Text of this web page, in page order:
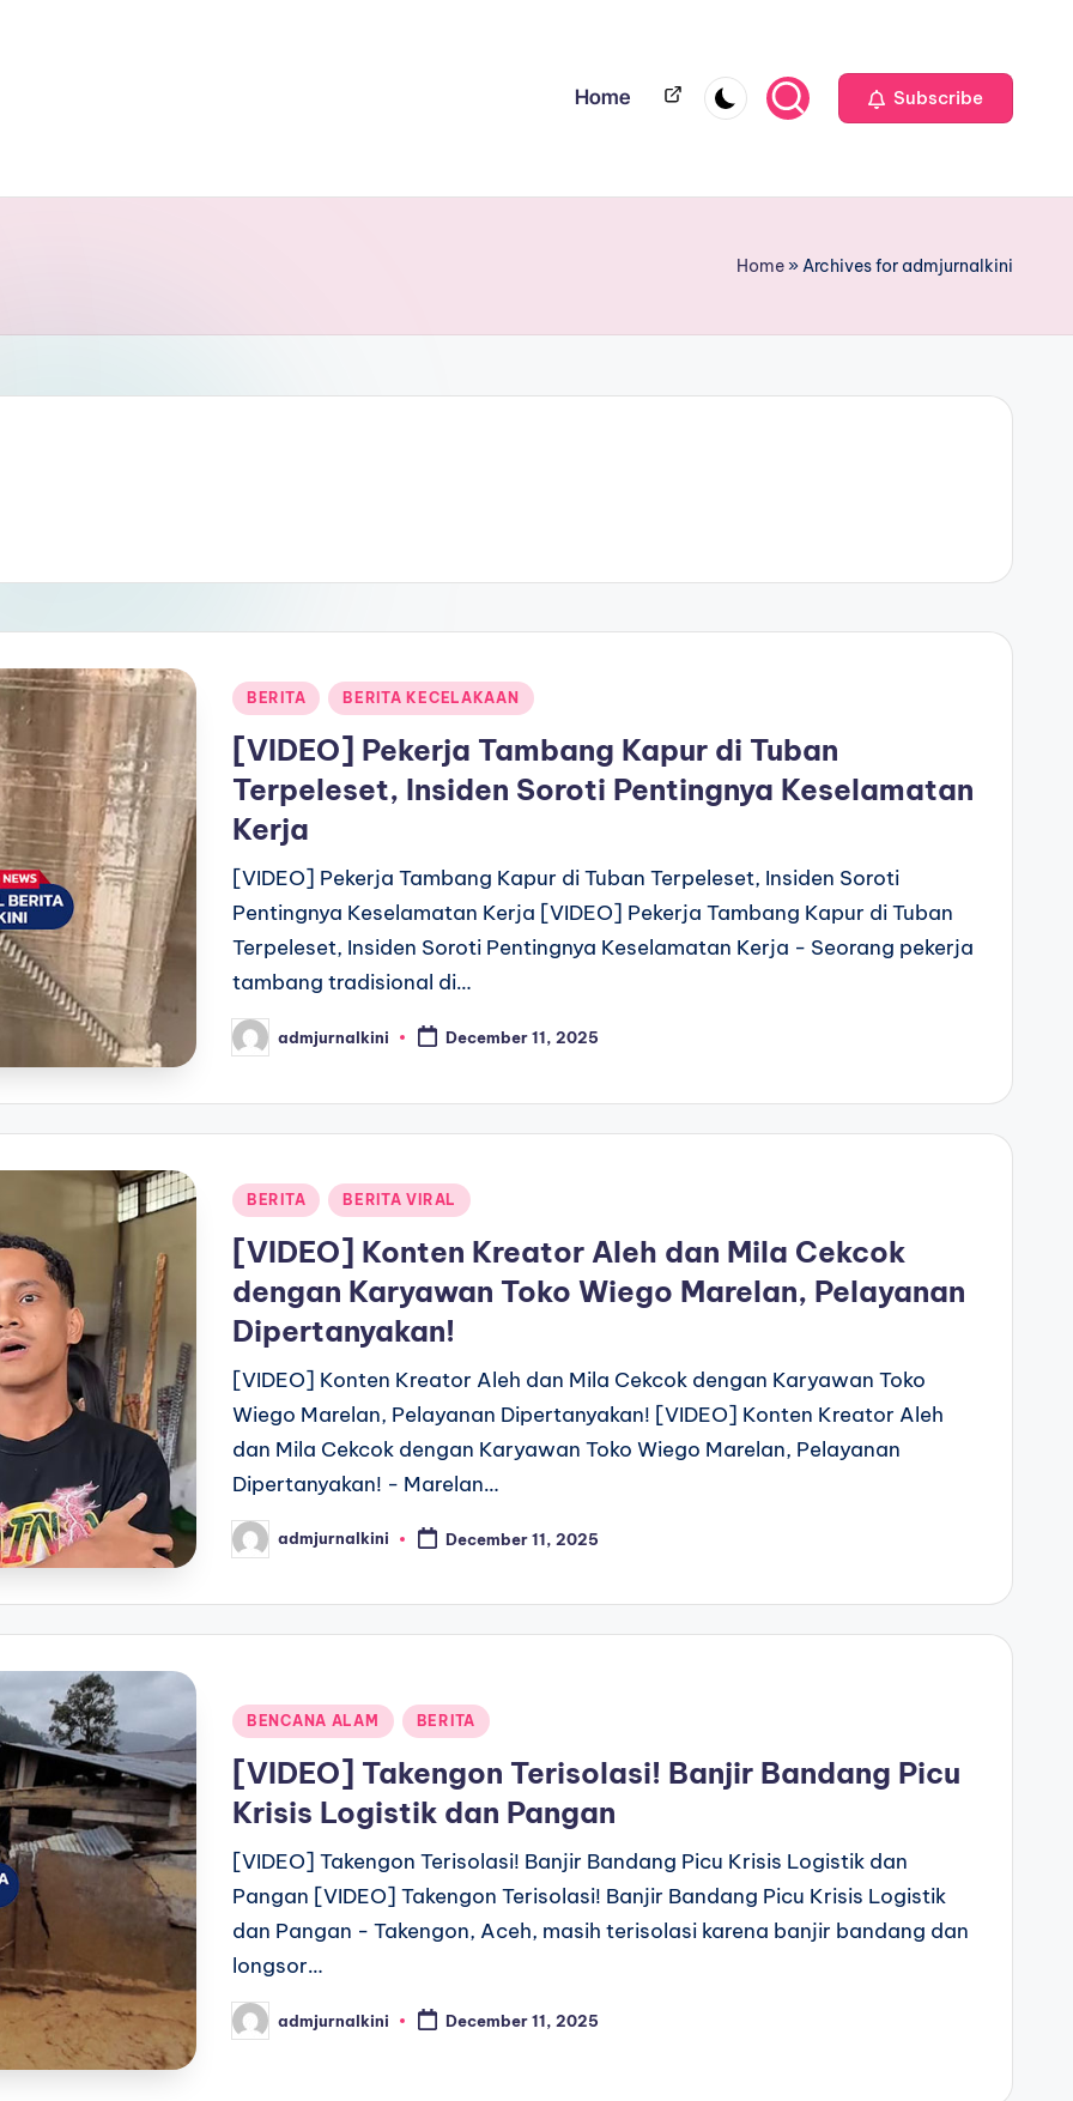
Home Home Subscribe
Home »Archives for admjurnalkini
Posted
BERITA BERITA KECELAKAAN
[VIDEO] Pekerja Tambang Kapur di Tuban
Terpeleset, Insiden Soroti Pentingnya Keselamatan
Kerja
[VIDEO] Pekerja Tambang Kapur di Tuban Terpeleset, Insiden Soroti
Pentingnya Keselamatan Kerja [VIDEO] Pekerja Tambang Kapur di Tuban
Terpeleset, Insiden Soroti Pentingnya Keselamatan Kerja - Seorang pekerja
tambang tradisional di…
Posted
by
admjurnalkini December 11, 2025
Posted
BERITA BERITA VIRAL
[VIDEO] Konten Kreator Aleh dan Mila Cekcok
dengan Karyawan Toko Wiego Marelan, Pelayanan
Dipertanyakan!
[VIDEO] Konten Kreator Aleh dan Mila Cekcok dengan Karyawan Toko
Wiego Marelan, Pelayanan Dipertanyakan! [VIDEO] Konten Kreator Aleh
dan Mila Cekcok dengan Karyawan Toko Wiego Marelan, Pelayanan
Dipertanyakan! - Marelan…
Posted
by
admjurnalkini December 11, 2025
Posted
BENCANA ALAM BERITA
[VIDEO] Takengon Terisolasi! Banjir Bandang Picu
Krisis Logistik dan Pangan
[VIDEO] Takengon Terisolasi! Banjir Bandang Picu Krisis Logistik dan
Pangan [VIDEO] Takengon Terisolasi! Banjir Bandang Picu Krisis Logistik
dan Pangan - Takengon, Aceh, masih terisolasi karena banjir bandang dan
longsor…
Posted
by
admjurnalkini December 11, 2025